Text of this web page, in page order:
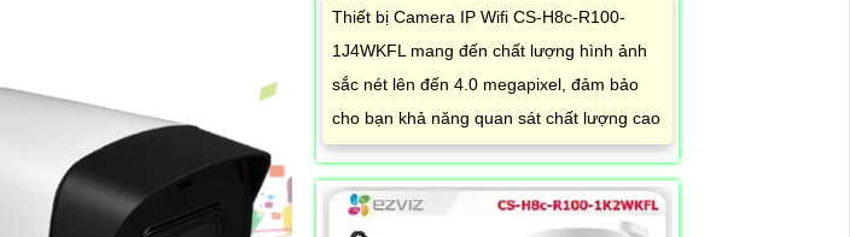
Thiết bị Camera IP Wifi CS-H8c-R100-
1J4WKFL mang đến chất lượng hình ảnh
sắc nét lên đến 4.0 megapixel, đảm bảo
cho bạn khả năng quan sát chất lượng cao